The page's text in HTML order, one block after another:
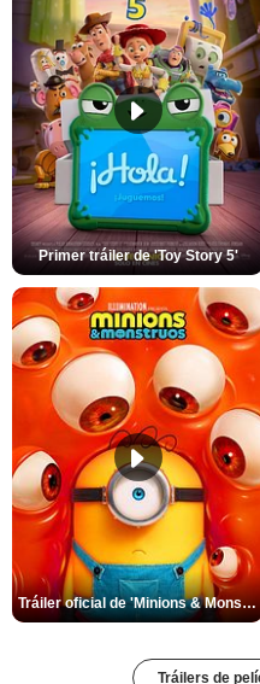
Primer tráiler de 'Toy Story 5'
Tráiler oficial de 'Minions & Monstruos'
Tráilers de